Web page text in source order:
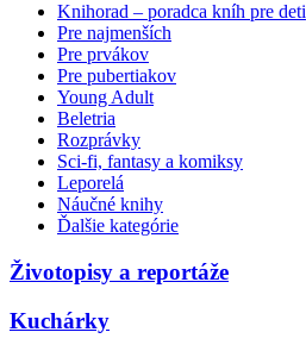
Knihorad – poradca kníh pre deti
Pre najmenších
Pre prvákov
Pre pubertiakov
Young Adult
Beletria
Rozprávky
Sci-fi, fantasy a komiksy
Leporelá
Náučné knihy
Ďalšie kategórie
Životopisy a reportáže
Kuchárky